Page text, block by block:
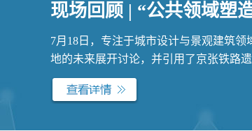
现场回顾 | “公共领域塑
7月18日，专注于城市设计与景观建筑
地的未来展开讨论，并引用了京张铁路